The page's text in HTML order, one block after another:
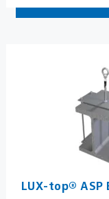
LUX-top®